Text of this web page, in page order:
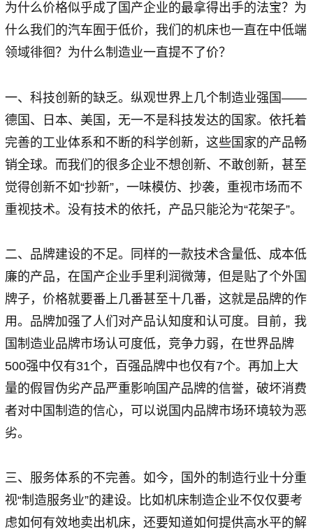
为什么价格似乎成了国产企业的最拿得出手的法宝？为
什么我们的汽车囿于低价，我们的机床也一直在中低端
领域徘徊？为什么制造业一直提不了价？
一、科技创新的缺乏。纵观世界上几个制造业强国——
德国、日本、美国，无一不是科技发达的国家。依托着
完善的工业体系和不断的科学创新，这些国家的产品畅
销全球。而我们的很多企业不想创新、不敢创新，甚至
觉得创新不如“抄新”，一味模仿、抄袭，重视市场而不
重视技术。没有技术的依托，产品只能沦为“花架子”。
二、品牌建设的不足。同样的一款技术含量低、成本低
廉的产品，在国产企业手里利润微薄，但是贴了个外国
牌子，价格就要番上几番甚至十几番，这就是品牌的作
用。品牌加强了人们对产品认知度和认可度。目前，我
国制造业品牌市场认可度低，竞争力弱，在世界品牌
500强中仅有31个，百强品牌中也仅有7个。再加上大
量的假冒伪劣产品严重影响国产品牌的信誉，破坏消费
者对中国制造的信心，可以说国内品牌市场环境较为恶
劣。
三、服务体系的不完善。如今，国外的制造行业十分重
视“制造服务业”的建设。比如机床制造企业不仅仅要考
虑如何有效地卖出机床，还要知道如何提供高水平的解